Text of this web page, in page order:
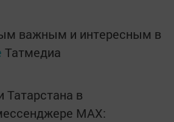
важным и интересным в
Татмедиа
Татарстана в
MАХ: